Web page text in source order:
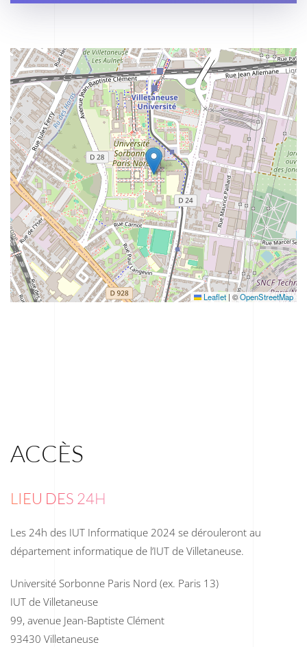
Leaflet | ©OpenStreetMap
ACCÈS
LIEU DES 24H
Les 24h des IUT Informatique 2024 se dérouleront au
département informatique de l’IUT de Villetaneuse.
Université Sorbonne Paris Nord (ex. Paris 13)
IUT de Villetaneuse
99, avenue Jean-Baptiste Clément
93430 Villetaneuse